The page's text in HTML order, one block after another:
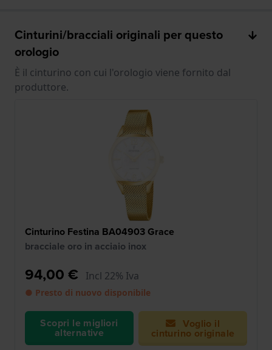
Cinturini/bracciali originali per questo
orologio
È il cinturino con cui l'orologio viene fornito dal
produttore.
Cinturino Festina BA04903 Grace
bracciale oro in acciaio inox
94,00 € Incl 22% Iva
● Presto di nuovo disponibile
Scopri le migliori
alternative
Voglio il
cinturino originale